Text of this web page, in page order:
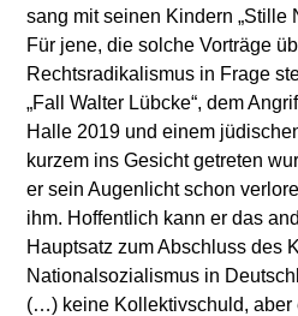
sang mit seinen Kindern „Stille
Für jene, die solche Vorträge
Rechtsradikalismus in Frage
„Fall Walter Lübcke“, dem
Halle 2019 und einem
kurzem ins Gesicht getreten
er sein Augenlicht schon
ihm. Hoffentlich kann er das
Hauptsatz zum Abschluss des
Nationalsozialismus in
(…) keine Kollektivschuld, aber